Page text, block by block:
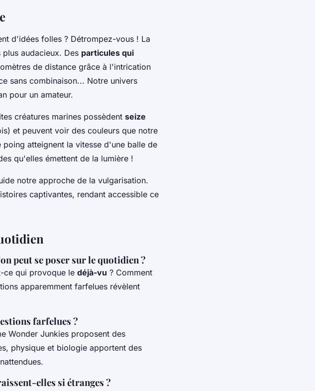
d'idées folles ? Détrompez-vous ! La
audacieux. Des particules qui
de distance grâce à l'intrication
sans combinaison... Notre univers
pour un amateur.
créatures marines possèdent seize
et peuvent voir des couleurs que notre
atteignent la vitesse d'une balle de
qu'elles émettent de la lumière !
notre approche de la vulgarisation.
captivantes, rendant accessible ce
peut se poser sur le quotidien ?
ce qui provoque le déjà-vu ? Comment
apparemment farfelues révèlent
farfelues ?
Wonder Junkies proposent des
physique et biologie apportent des
elles si étranges ?